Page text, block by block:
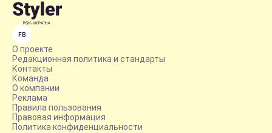
FB
О проекте
Редакционная политика и стандарты
Контакты
Команда
О компании
Реклама
Правила пользования
Правовая информация
Политика конфиденциальности